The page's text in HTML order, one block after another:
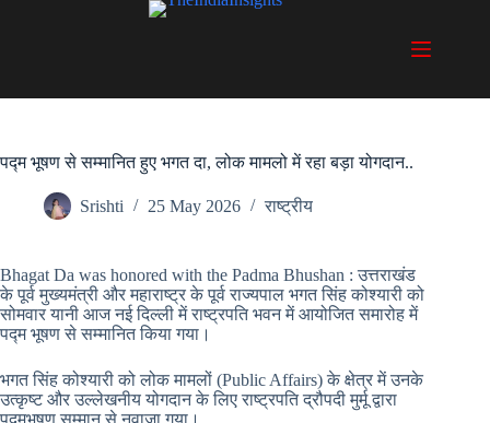
पद्म भूषण से सम्मानित हुए भगत दा, लोक मामलो में रहा बड़ा योगदान..
Srishti 25 May 2026 राष्ट्रीय
Bhagat Da was honored with the Padma Bhushan : उत्तराखंड
के पूर्व मुख्यमंत्री और महाराष्ट्र के पूर्व राज्यपाल भगत सिंह कोश्यारी को
सोमवार यानी आज नई दिल्ली में राष्ट्रपति भवन में आयोजित समारोह में
पद्म भूषण से सम्मानित किया गया।
भगत सिंह कोश्यारी को लोक मामलों (Public Affairs) के क्षेत्र में उनके
उत्कृष्ट और उल्लेखनीय योगदान के लिए राष्ट्रपति द्रौपदी मुर्मू द्वारा
पद्मभूषण सम्मान से नवाजा गया।